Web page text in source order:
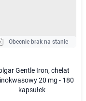
Obecnie brak na stanie
Gentle Iron, chelat
20 mg - 180
kapsułek